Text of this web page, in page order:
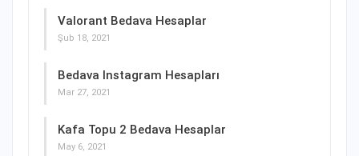
Valorant Bedava Hesaplar
Şub 18, 2021
Bedava Instagram Hesapları
Mar 27, 2021
Kafa Topu 2 Bedava Hesaplar
May 6, 2021